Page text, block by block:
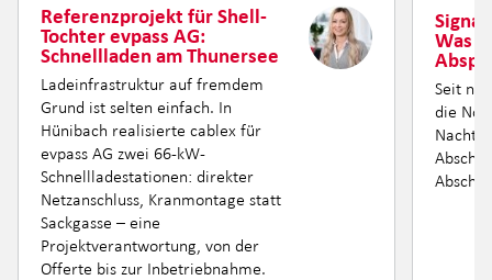
Referenzprojekt für Shell-
Tochter evpass AG:
Schnellladen am Thunersee
Ladeinfrastruktur auf fremdem
Grund ist selten einfach. In
Hünibach realisierte cablex für
evpass AG zwei 66-kW-
Schnellladestationen: direkter
Netzanschluss, Kranmontage statt
Sackgasse – eine
Projektverantwortung, von der
Offerte bis zur Inbetriebnahme.
Was
Seit
die
Nacht